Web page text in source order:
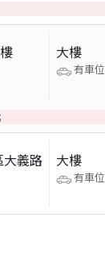
大樓
有車位
義路
大樓
有車位